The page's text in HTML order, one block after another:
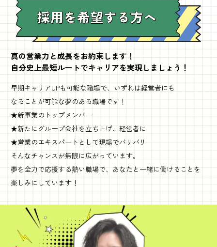
真の営業力と成長をお約束します！
自分史上最短ルートでキャリアを実現しましょう！
早期キャリアUPも可能な職場で、いずれは経営者にも
なることが可能な夢のある職場です！
★新事業のトップメンバー
★新たにグループ会社を立ち上げ、経営者に
★営業のエキスパートとして現場でバリバリ
そんなチャンスが無限に広がっています。
夢を全力で応援する熱い職場で、あなたと一緒に働けることを
楽しみにしています！